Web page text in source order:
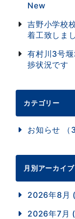
New
吉野小学校
着工致しま
有村川3号
捗状況です
カテゴリー
お知らせ （
月別アーカイブ
2026年8月
2026年7月